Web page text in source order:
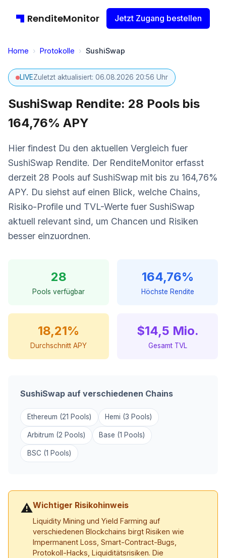
RenditeMonitor Jetzt Zugang bestellen
Home › Protokolle › SushiSwap
LIVEZuletzt aktualisiert: 06.08.2026 20:56 Uhr
SushiSwap Rendite: 28 Pools bis
164,76% APY
Hier findest Du den aktuellen Vergleich fuer
SushiSwap Rendite. Der RenditeMonitor erfasst
derzeit 28 Pools auf SushiSwap mit bis zu 164,76%
APY. Du siehst auf einen Blick, welche Chains,
Risiko-Profile und TVL-Werte fuer SushiSwap
aktuell relevant sind, um Chancen und Risiken
besser einzuordnen.
28
Pools verfügbar
164,76%
Höchste Rendite
18,21%
Durchschnitt APY
$14,5 Mio.
Gesamt TVL
SushiSwap auf verschiedenen Chains
Ethereum (21 Pools) Hemi (3 Pools)
Arbitrum (2 Pools) Base (1 Pools)
BSC (1 Pools)
⚠Wichtiger Risikohinweis
Liquidity Mining und Yield Farming auf
verschiedenen Blockchains birgt Risiken wie
Impermanent Loss, Smart-Contract-Bugs,
Protokoll-Hacks, Liquiditätsrisiken. Die